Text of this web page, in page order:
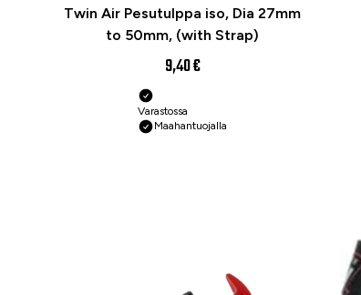
Twin Air Pesutulppa iso, Dia 27mm
to 50mm, (with Strap)
9,40 €
Varastossa
Maahantuojalla